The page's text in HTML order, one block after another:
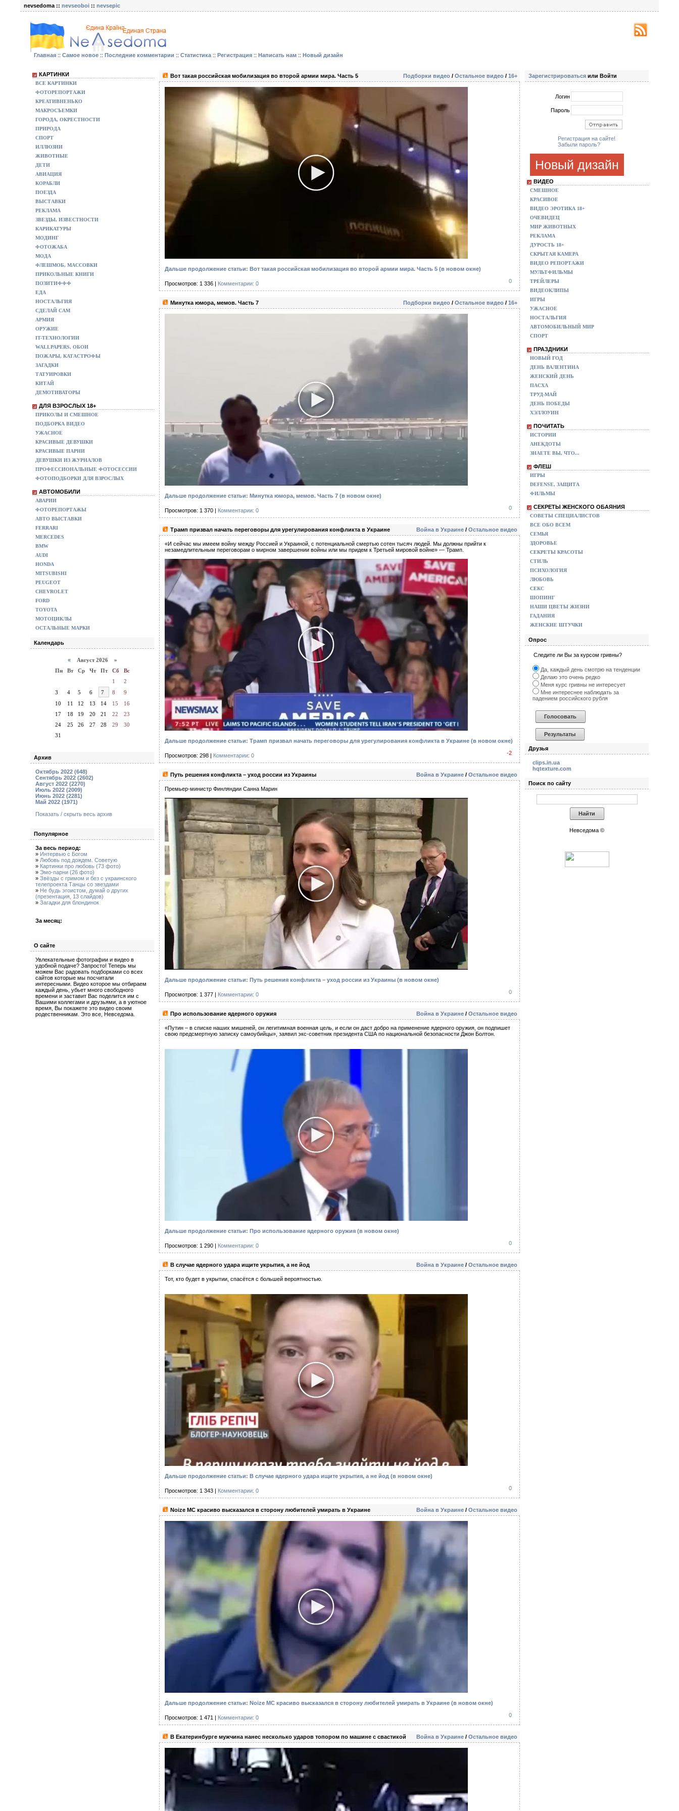
nevsedoma :: nevseoboi :: nevsepic
Главная :: Самое новое :: Последние комментарии :: Статистика :: Регистрация :: Написать нам :: Новый дизайн
КАРТИНКИ
ВСЕ КАРТИНКИ
ФОТОРЕПОРТАЖИ
КРЕАТИВНЕНЬКО
МАКРОСЪЕМКИ
ГОРОДА, ОКРЕСТНОСТИ
ПРИРОДА
СПОРТ
ИЛЛЮЗИИ
ЖИВОТНЫЕ
ДЕТИ
АВИАЦИЯ
КОРАБЛИ
ПОЕЗДА
ВЫСТАВКИ
РЕКЛАМА
ЗВЕЗДЫ, ИЗВЕСТНОСТИ
КАРИКАТУРЫ
МОДИНГ
ФОТОЖАБА
МОДА
ФЛЕШМОБ, МАССОВКИ
ПРИКОЛЬНЫЕ КНИГИ
ПОЗИТИФФФ
ЕДА
НОСТАЛЬГИЯ
СДЕЛАЙ САМ
АРМИЯ
ОРУЖИЕ
IT-ТЕХНОЛОГИИ
WALLPAPERS, ОБОИ
ПОЖАРЫ, КАТАСТРОФЫ
ЗАГАДКИ
ТАТУИРОВКИ
КИТАЙ
ДЕМОТИВАТОРЫ
ДЛЯ ВЗРОСЛЫХ 18+
ПРИКОЛЫ И СМЕШНОЕ
ПОДБОРКА ВИДЕО
УЖАСНОЕ
КРАСИВЫЕ ДЕВУШКИ
КРАСИВЫЕ ПАРНИ
ДЕВУШКИ ИЗ ЖУРНАЛОВ
ПРОФЕССИОНАЛЬНЫЕ ФОТОСЕССИИ
ФОТОПОДБОРКИ ДЛЯ ВЗРОСЛЫХ
АВТОМОБИЛИ
АВАРИИ
ФОТОРЕПОРТАЖЫ
АВТО ВЫСТАВКИ
FERRARI
MERCEDES
BMW
AUDI
HONDA
MITSUBISHI
PEUGEOT
CHEVROLET
FORD
TOYOTA
МОТОЦИКЛЫ
ОСТАЛЬНЫЕ МАРКИ
Календарь
« Август 2026 »
Пн
Вт Ср Чт Пт Сб
Вс
1
2
3
4 5 6 7 8
9
10
11 12 13 14 15
16
17
18 19 20 21 22
23
24
25 26 27 28 29
30
31
Архив
Октябрь 2022 (648)
Сентябрь 2022 (2602)
Август 2022 (2270)
Июль 2022 (2009)
Июнь 2022 (2281)
Май 2022 (1971)
Показать / скрыть весь архив
Популярное
За весь период:
» Интервью с Богом
» Любовь под дождем. Советую
» Картинки про любовь (73 фото)
» Эмо-парни (26 фото)
» Звёзды с гримом и без с украинского
телепроекта Танцы со звездами
» Не будь эгоистом, думай о других
(презентация, 13 слайдов)
» Загадки для блондинок
За месяц:
О сайте
Увлекательные фотографии и видео в
удобной подаче? Запросто! Теперь мы
можем Вас радовать подборками со всех
сайтов которые мы посчитали
интересными. Видео которое мы отбираем
каждый день, убьет много свободного
времени и заставит Вас поделится им с
Вашими коллегами и друзьями, а в уютное
время, Вы покажете это видео своим
родественникам. Это все, Невседома.
Подборки видео / Остальное видео / 16+
Вот такая российская мобилизация во второй армии мира. Часть 5
Дальше продолжение статьи: Вот такая российская мобилизация во второй армии мира. Часть 5 (в новом окне)
Просмотров: 1 336 | Комментарии: 0 0
Подборки видео / Остальное видео / 16+
Минутка юмора, мемов. Часть 7
Дальше продолжение статьи: Минутка юмора, мемов. Часть 7 (в новом окне)
Просмотров: 1 370 | Комментарии: 0 0
Война в Украине / Остальное видео
Трамп призвал начать переговоры для урегулирования конфликта в Украине
«И сейчас мы имеем войну между Россией и Украиной, с потенциальной смертью сотен тысяч людей. Мы должны прийти к
незамедлительным переговорам о мирном завершении войны или мы придем к Третьей мировой войне» — Трамп.
Дальше продолжение статьи: Трамп призвал начать переговоры для урегулирования конфликта в Украине (в новом окне)
Просмотров: 298 | Комментарии: 0 -2
Война в Украине / Остальное видео
Путь решения конфликта – уход россии из Украины
Премьер-министр Финляндии Санна Марин
Дальше продолжение статьи: Путь решения конфликта – уход россии из Украины (в новом окне)
Просмотров: 1 377 | Комментарии: 0 0
Война в Украине / Остальное видео
Про использование ядерного оружия
«Путин – в списке наших мишеней, он легитимная военная цель, и если он даст добро на применение ядерного оружия, он подпишет
свою предсмертную записку самоубийцы», заявил экс-советник президента США по национальной безопасности Джон Болтон.
Дальше продолжение статьи: Про использование ядерного оружия (в новом окне)
Просмотров: 1 290 | Комментарии: 0 0
Война в Украине / Остальное видео
В случае ядерного удара ищите укрытия, а не йод
Тот, кто будет в укрытии, спасётся с большей вероятностью.
Дальше продолжение статьи: В случае ядерного удара ищите укрытия, а не йод (в новом окне)
Просмотров: 1 343 | Комментарии: 0 0
Война в Украине / Остальное видео
Noize MC красиво высказался в сторону любителей умирать в Украине
Дальше продолжение статьи: Noize MC красиво высказался в сторону любителей умирать в Украине (в новом окне)
Просмотров: 1 471 | Комментарии: 0 0
Война в Украине / Остальное видео
В Екатеринбурге мужчина нанес несколько ударов топором по машине с свастикой
Зарегистрироваться или Войти
Логин
Пароль
Регистрация на сайте!
Забыли пароль?
Новый дизайн
ВИДЕО
СМЕШНОЕ
КРАСИВОЕ
ВИДЕО ЭРОТИКА 18+
ОЧЕВИДЕЦ
МИР ЖИВОТНЫХ
РЕКЛАМА
ДУРОСТЬ 18+
СКРЫТАЯ КАМЕРА
ВИДЕО РЕПОРТАЖИ
МУЛЬТФИЛЬМЫ
ТРЕЙЛЕРЫ
ВИДЕОКЛИПЫ
ИГРЫ
УЖАСНОЕ
НОСТАЛЬГИЯ
АВТОМОБИЛЬНЫЙ МИР
СПОРТ
ПРАЗДНИКИ
НОВЫЙ ГОД
ДЕНЬ ВАЛЕНТИНА
ЖЕНСКИЙ ДЕНЬ
ПАСХА
ТРУД-МАЙ
ДЕНЬ ПОБЕДЫ
ХЭЛЛОУИН
ПОЧИТАТЬ
ИСТОРИИ
АНЕКДОТЫ
ЗНАЕТЕ ВЫ, ЧТО...
ФЛЕШ
ИГРЫ
DEFENSE, ЗАЩИТА
ФИЛЬМЫ
СЕКРЕТЫ ЖЕНСКОГО ОБАЯНИЯ
СОВЕТЫ СПЕЦИАЛИСТОВ
ВСЕ ОБО ВСЕМ
СЕМЬЯ
ЗДОРОВЬЕ
СЕКРЕТЫ КРАСОТЫ
СТИЛЬ
ПСИХОЛОГИЯ
ЛЮБОВЬ
СЕКС
ШОПИНГ
НАШИ ЦВЕТЫ ЖИЗНИ
ГАДАНИЯ
ЖЕНСКИЕ ШТУЧКИ
Опрос
Следите ли Вы за курсом гривны?
Да, каждый день смотрю на тенденции
Делаю это очень редко
Меня курс гривны не интересует
Мне интереснее наблюдать за
падением российского рубля
Друзья
clips.in.ua
hqtexture.com
Поиск по сайту
Невседома ©